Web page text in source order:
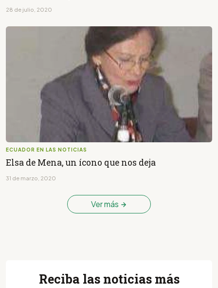
28 de julio, 2020
ECUADOR EN LAS NOTICIAS
Elsa de Mena, un ícono que nos deja
31 de marzo, 2020
Ver más
Reciba las noticias más